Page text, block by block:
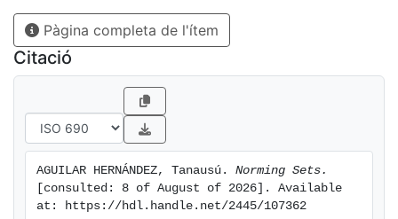
Pàgina completa de l'ítem
Citació
AGUILAR HERNÁNDEZ, Tanausú. Norming Sets.
[consulted: 8 of August of 2026]. Available
at: https://hdl.handle.net/2445/107362